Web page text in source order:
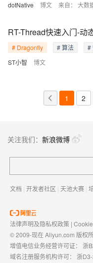
dotNative 博文 来自： 大数
ST小智 博文
RT-Thread快速入门-动
# Dragonfly # 算法 #
1 2
关注我们： 新浪微博
文档 | 开发者社区 | 天池大赛 |
法律声明及隐私权政策 |
© 2009-现在 Aliyun.com 版权
增值电信业务经营许可证： 浙
域名注册服务机构许可： 浙